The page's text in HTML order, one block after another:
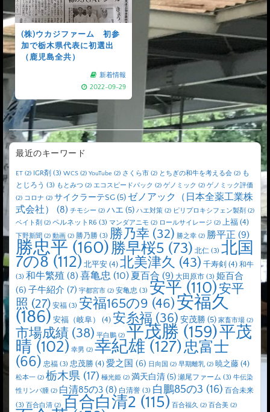
(株)ウカジファーム 初参
加で栃木県代表に初選出
（鹿児島全共）
新着情報
2022-09-29
最近のキーワード
ET (2) IGR剤 (3) WCS (2) YouTube (2) さくら市 (2) とちぎの和牛を考える会 (2) も
とじろう (3) もとみつ (2) エコスピードパック (2) ゲノミック (2) ゲノミック評価
(2) コロナ (2) サイクラーテSG(5) ゼノアック（日本全薬工業株
式会社）
(8) チモシー (2) ハエ (5) ハエ対策 (2) ピリプロキシフェン製剤 (2)
ベイト剤 (2) ペルネットR6 (3) マンダアニモ (2) ロールサイレージ (2) 上福 (4)
下野新聞 (2) 動画 (2) 勝乃勝 (3) 勝乃幸 (32) 勝之幸 (2) 勝平正 (9)
勝忠平 (160)勝早桜5 (73) 北仁 (3) 北国
7の8 (112) 北平安 (4) 北美津久 (43) 千寿剣 (4) 和牛
(3) 和牛繁殖 (8) 喜亀忠 (10) 夏百合 (9) 大田原市 (3) 姫百合
(6) 子牛紹介 (7) 宇都宮市 (2) 安亀忠 (3) 安平(110)安平
照 (27) 安福 (3) 安福165の9 (46)安福久
(186) 安福（岐阜） (4) 安糸福 (36) 安茂勝 (5) 家畜市場 (2)
市場成績 (38) 平白鵬 (2) 平茂勝 (159)平茂
晴 (102) 幸男 (2) 幸紀雄 (127)忠富士
(66) 忠福 (3) 忠茂勝 (4) 愛之国 (6) 日向国 (2) 早期離乳 (2) 暁之藤 (4)
松本一 (2) 栃木県 (17) 極光姫 (2) 満天白清(5) 瀬尾ファーム (3) 牛伝染
性リンパ腫 (2) 白清85の3 (8) 白清誉 (3) 白鵬85の3 (16) 百合未来
(3) 百合白清 (2) 百合白清2 (115) 百合福久 (2) 百合美 (2)